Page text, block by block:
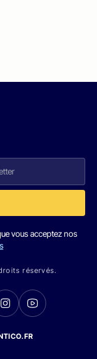
vous acceptez nos
réservés.